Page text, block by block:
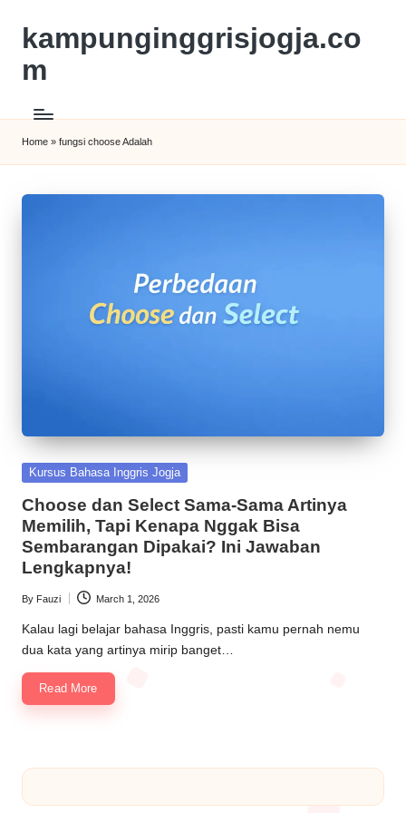
kampunginggrisjogja.co
m
Home » fungsi choose Adalah
Kursus Bahasa Inggris Jogja
Choose dan Select Sama-Sama Artinya
Memilih, Tapi Kenapa Nggak Bisa
Sembarangan Dipakai? Ini Jawaban
Lengkapnya!
By Fauzi March 1, 2026
Kalau lagi belajar bahasa Inggris, pasti kamu pernah nemu
dua kata yang artinya mirip banget…
Read More